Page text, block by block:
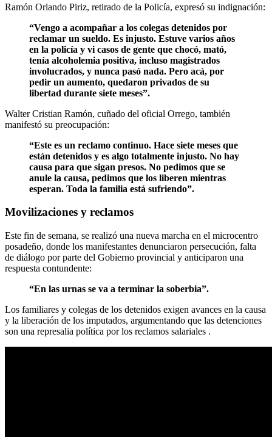
Ramón Orlando Piriz, retirado de la Policía, expresó su indignación:
“Vengo a acompañar a los colegas detenidos por
reclamar un sueldo. Es injusto. Estuve varios años
en la policía y vi casos de gente que chocó, mató,
tenía alcoholemia positiva, incluso magistrados
involucrados, y nunca pasó nada. Pero acá, por
pedir un aumento, quedaron privados de su
libertad durante siete meses”.
Walter Cristian Ramón, cuñado del oficial Orrego, también
manifestó su preocupación:
“Este es un reclamo continuo. Hace siete meses que
están detenidos y es algo totalmente injusto. No hay
causa para que sigan presos. No pedimos que se
anule la causa, pedimos que los liberen mientras
esperan. Toda la familia está sufriendo”.
Movilizaciones y reclamos
Este fin de semana, se realizó una nueva marcha en el microcentro
posadeño, donde los manifestantes denunciaron persecución, falta
de diálogo por parte del Gobierno provincial y anticiparon una
respuesta contundente:
“En las urnas se va a terminar la soberbia”.
Los familiares y colegas de los detenidos exigen avances en la causa
y la liberación de los imputados, argumentando que las detenciones
son una represalia política por los reclamos salariales .